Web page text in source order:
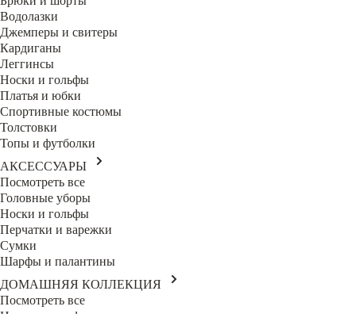
Водолазки
Джемперы и свитеры
Кардиганы
Леггинсы
Носки и гольфы
Платья и юбки
Спортивные костюмы
Толстовки
Топы и футболки
АКСЕССУАРЫ
Посмотреть все
Головные уборы
Носки и гольфы
Перчатки и варежки
Сумки
Шарфы и палантины
ДОМАШНЯЯ КОЛЛЕКЦИЯ
Посмотреть все